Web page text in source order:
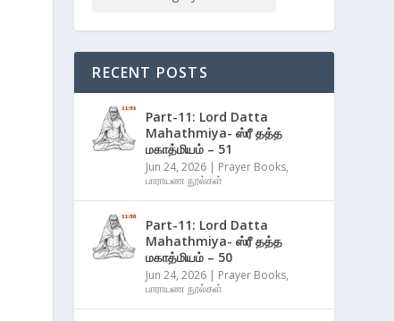
RECENT POSTS
Part-11: Lord Datta
Mahathmiya- ஸ்ரீ தத்த
மகாத்மியம் – 51
Jun 24, 2026 | Prayer Books,
பாராயண நூல்கள்
Part-11: Lord Datta
Mahathmiya- ஸ்ரீ தத்த
மகாத்மியம் – 50
Jun 24, 2026 | Prayer Books,
பாராயண நூல்கள்